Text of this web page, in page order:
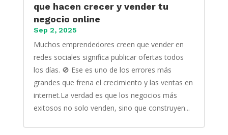
que hacen crecer y vender tu
negocio online
Sep 2, 2025
Muchos emprendedores creen que vender en
redes sociales significa publicar ofertas todos
los días. 🚫 Ese es uno de los errores más
grandes que frena el crecimiento y las ventas en
internet.La verdad es que los negocios más
exitosos no solo venden, sino que construyen...